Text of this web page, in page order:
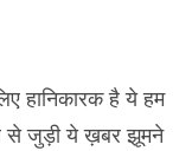
हानिकारक है ये हम
से जुड़ी ये ख़बर झूमने